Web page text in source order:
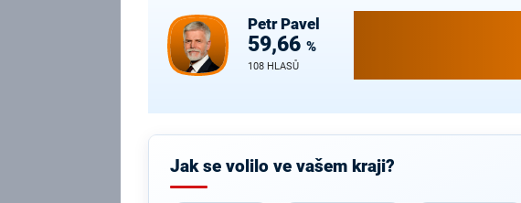
Petr Pavel
59,66 %
108 HLASŮ
Jak se volilo ve vašem kraji?